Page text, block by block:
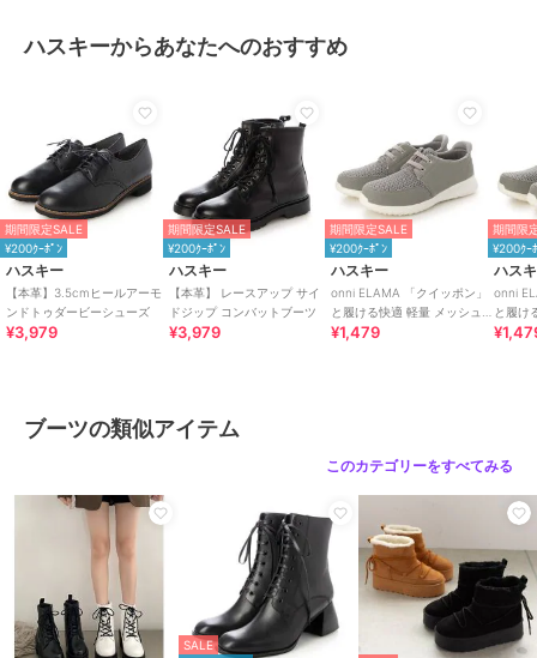
シューズ
／ブーツ
素材
商品のお取り扱い方法
原産国 バングラディシュ
ハスキーからあなたへのおすすめ
期間限定SALE
¥200ｸｰﾎﾟﾝ
ハスキー
【本革】3.5cmヒールアーモ
ンドトゥダービーシューズ
¥3,979
期間限定SALE
¥200ｸｰﾎﾟﾝ
ハスキー
【本革】 レースアップ サイ
ドジップ コンバットブーツ
¥3,979
期間限定SALE
¥200ｸｰﾎﾟﾝ
ハスキー
onni ELAMA 「クイッポン」
と履ける快適 軽量 メッシュ
レースアップカジュアルスニ
¥1,479
期間限
¥200ｸｰ
ハス
onni
と履け
カジュ
ブーツの類似アイテム
このカテゴリーをすべてみる
SALE